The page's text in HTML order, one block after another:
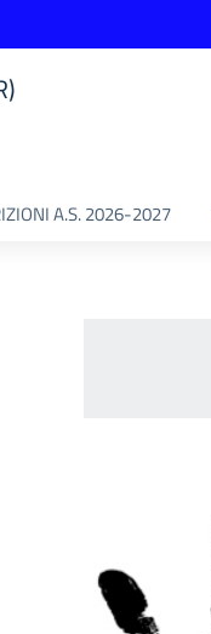
A.S. 2026-2027